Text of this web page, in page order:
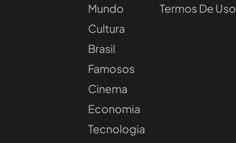
Mundo
Cultura
Brasil
Famosos
Cinema
Economia
Tecnologia
Termos De Uso